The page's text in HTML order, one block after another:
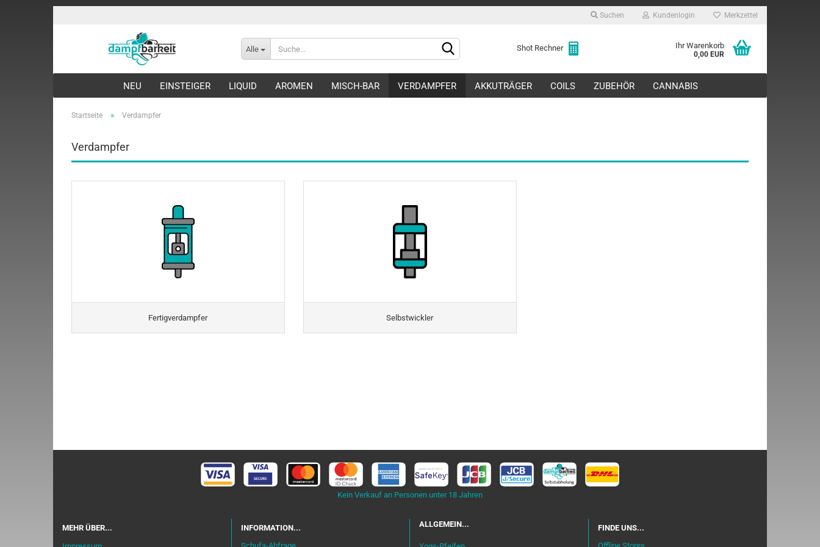
Suchen Kundenlogin Merkzettel
Alle Shot Rechner Ihr Warenkorb
0,00 EUR
NEU EINSTEIGER LIQUID AROMEN MISCH-BAR VERDAMPFER AKKUTRÄGER COILS ZUBEHÖR CANNABIS
Startseite » Verdampfer
Verdampfer
Fertigverdampfer Selbstwickler
Kein Verkauf an Personen unter 18 Jahren
MEHR ÜBER...
INFORMATION...
ALLGEMEIN...
FINDE UNS...